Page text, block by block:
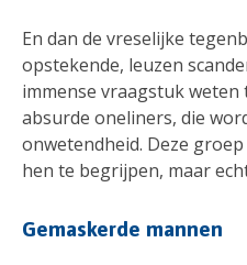
En dan de vreselijke
opstekende, leuzen
immense vraagstuk
absurde oneliners, die
onwetendheid. Deze
hen te begrijpen, maar
Gemaskerde mannen